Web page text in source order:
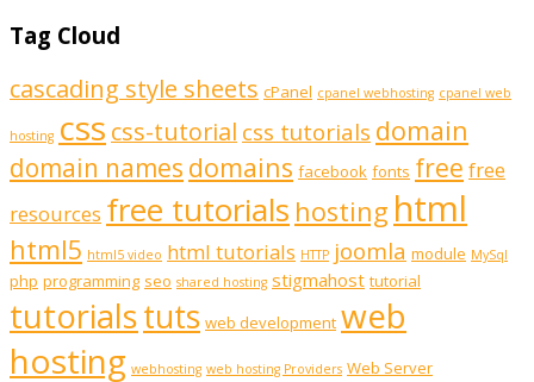
Tag Cloud
cascading style sheets cPanel cpanel webhosting cpanel web
hosting css css-tutorial css tutorials domain
domain names domains facebook fonts free free
resources free tutorials hosting html
html5 html5 video html tutorials HTTP joomla module MySql
php programming seo shared hosting stigmahost tutorial
tutorialstuts web development web
hosting webhosting web hosting Providers Web Server